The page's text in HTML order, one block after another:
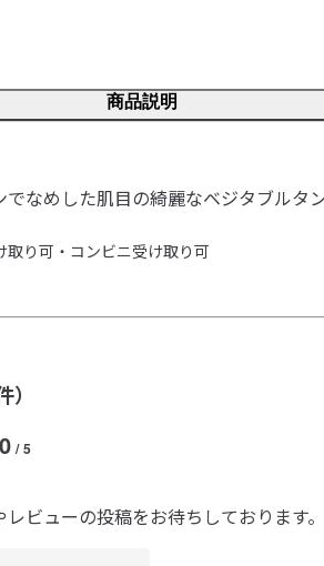
商品説明
なめした肌目の綺麗なベジタブルタ
取り可・コンビニ受け取り可
）
0 / 5
ビューの投稿をお待ちしております。